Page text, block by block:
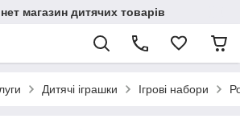
магазин дитячих товарів
Дитячі іграшки Ігрові набори